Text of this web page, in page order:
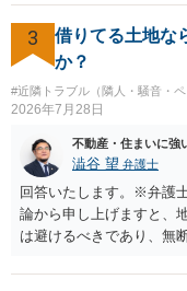
れますが、これは法的な
れるかどうかについて
すので、建物を事務所・
り、リスクはそれほど大
大家さんが契約違反を口
したり、立ち退きを迫る
ん。
3
借りてる土地な
か？
#近隣トラブル（隣人・騒音・ペ
2026年7月28日
不動産・住まいに強
澁谷 望 弁護士
回答いたします。※弁護
論から申し上げますと、
は避けるべきであり、無
上、自分のペットの遺骨